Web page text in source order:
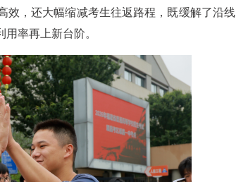
效，还大幅缩减考生往返路程，既缓解了沿线
率再上新台阶。